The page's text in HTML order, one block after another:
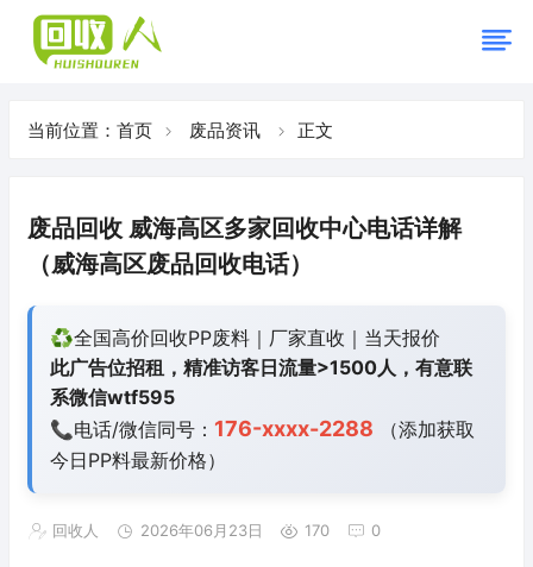
当前位置： 首页 废品资讯 正文
废品回收 威海高区多家回收中心电话详解
（威海高区废品回收电话）
♻️全国高价回收PP废料｜厂家直收｜当天报价
此广告位招租，精准访客日流量>1500人，有意联
系微信wtf595
📞电话/微信同号： 176-xxxx-2288 （添加获取
今日PP料最新价格）
回收人 2026年06月23日 170 0